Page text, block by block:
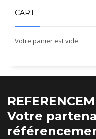
CART
Votre panier est vide.
Votre